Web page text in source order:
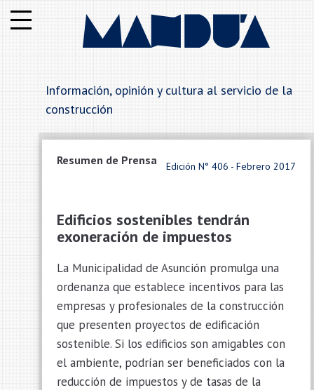
Institucional
Secciones
Anunciantes
Información, opinión y cultura al servicio de la
construcción
Edición N° 406 - Febrero 2017
Resumen de Prensa
Edificios sostenibles tendrán
exoneración de impuestos
La Municipalidad de Asunción promulga una
ordenanza que establece incentivos para las
empresas y profesionales de la construcción
que presenten proyectos de edificación
sostenible. Si los edificios son amigables con
el ambiente, podrían ser beneficiados con la
reducción de impuestos y de tasas de la